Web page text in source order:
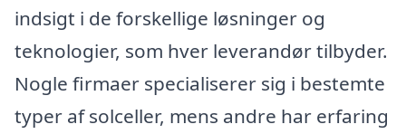
indsigt i de forskellige løsninger og
teknologier, som hver leverandør tilbyder.
Nogle firmaer specialiserer sig i bestemte
typer af solceller, mens andre har erfaring